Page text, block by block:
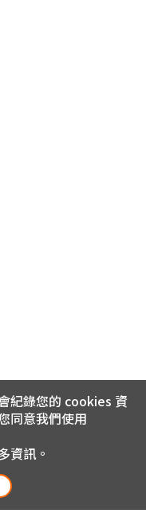
紀錄您的 cookies 資
同意我們使用
資訊。